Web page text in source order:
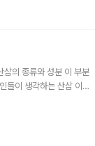
의 종류와 성분 이 부분
들이 생각하는 산삼 이라
도 다 다른 얼굴형을 갖고